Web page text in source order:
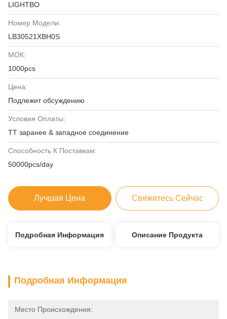
LIGHTBO
Номер Модели:
LB30521XBH0S
МОК:
1000pcs
Цена:
Подлежит обсуждению
Условия Оплаты:
TT заранее & западное соединение
Способность К Поставкам:
50000pcs/day
Лучшая Цена Свяжитесь Сейчас
Подробная Информация Описание Продукта
Подробная Информация
Место Происхождения: